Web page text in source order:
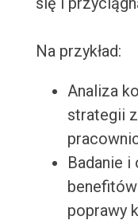
Na przykład:
Analiza
strategii
Badanie
poprawy